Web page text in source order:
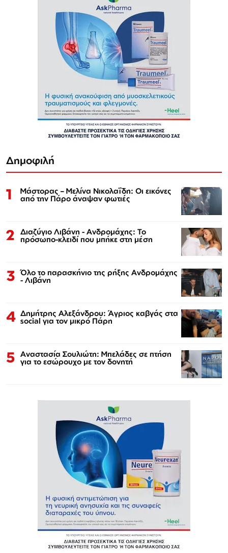
Δημοφιλή
1 Μάστορας – Μελίνα Νικολαΐδη: Οι εικόνες
από την Πάρο άναψαν φωτιές
2 Διαζύγιο Λιβάνη - Ανδρομάχης: Το
πρόσωπο-κλειδί που μπήκε στη μέση
3 Όλο το παρασκήνιο της ρήξης Ανδρομάχης
- Λιβάνη
4 Δημήτρης Αλεξάνδρου: Άγριος καβγάς στα
social για τον μικρό Πάρη
5 Αναστασία Σουλιώτη: Μπελάδες σε πτήση
για το εσώρουχο με τον δονητή